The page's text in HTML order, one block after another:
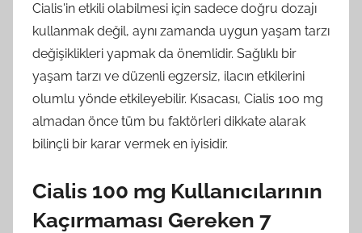
Cialis'in etkili olabilmesi için sadece doğru dozajı
kullanmak değil, aynı zamanda uygun yaşam tarzı
değişiklikleri yapmak da önemlidir. Sağlıklı bir
yaşam tarzı ve düzenli egzersiz, ilacın etkilerini
olumlu yönde etkileyebilir. Kısacası, Cialis 100 mg
almadan önce tüm bu faktörleri dikkate alarak
bilinçli bir karar vermek en iyisidir.
Cialis 100 mg Kullanıcılarının
Kaçırmaması Gereken 7